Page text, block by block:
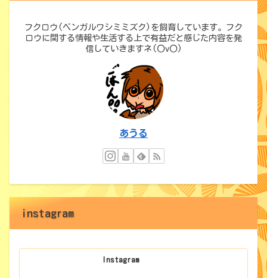
フクロウ(ベンガルワシミミズク)を飼育しています。フク
ロウに関する情報や生活する上で有益だと感じた内容を発
信していきますネ(〇v〇)
あうる
instagram
Instagram